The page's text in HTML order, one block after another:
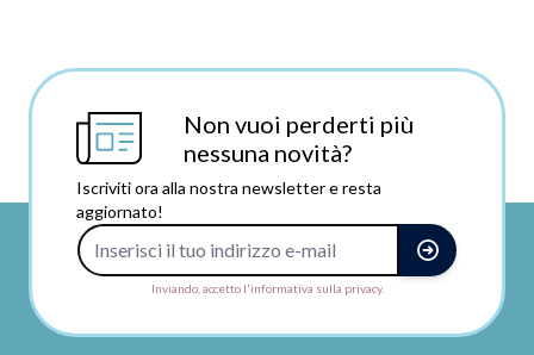
Non vuoi perderti più
nessuna novità?
Iscriviti ora alla nostra newsletter e resta
aggiornato!
Inviando, accetto l'informativa sulla privacy.